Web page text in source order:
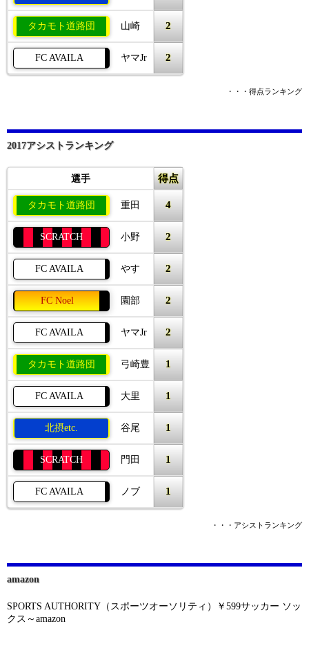
タカモト道路団 山崎 2
FC AVAILA ヤマJr 2
・・・得点ランキング
2017アシストランキング
選手 得点
タカモト道路団 重田 4
SCRATCH 小野 2
FC AVAILA やす 2
FC Noel 園部 2
FC AVAILA ヤマJr 2
タカモト道路団 弓崎豊 1
FC AVAILA 大里 1
北摂etc. 谷尾 1
SCRATCH 門田 1
FC AVAILA ノブ 1
・・・アシストランキング
amazon
SPORTS AUTHORITY（スポーツオーソリティ）￥599サッカー ソッ
クス～amazon